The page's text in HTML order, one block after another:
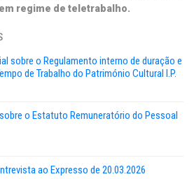
regime de teletrabalho.
sobre o Regulamento interno de duração e
de Trabalho do Património Cultural I.P.
o Estatuto Remuneratório do Pessoal
ao Expresso de 20.03.2026